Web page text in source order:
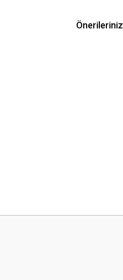
Önerileriniz